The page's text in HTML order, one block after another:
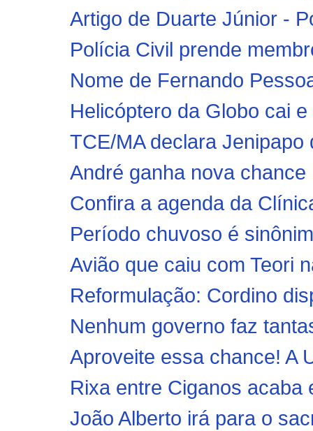
Artigo de Duarte Júnior -
Polícia Civil prende
Nome de Fernando
Helicóptero da Globo cai
TCE/MA declara
André ganha nova chance
Confira a agenda da
Período chuvoso é
Avião que caiu com Teori
Reformulação: Cordino
Nenhum governo faz
Aproveite essa chance! A
Rixa entre Ciganos acaba
João Alberto irá para o